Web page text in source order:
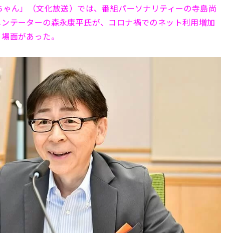
ん」（文化放送）では、番組パーソナリティーの寺島尚
テーターの森永康平氏が、コロナ禍でのネット利用増加
面があった。